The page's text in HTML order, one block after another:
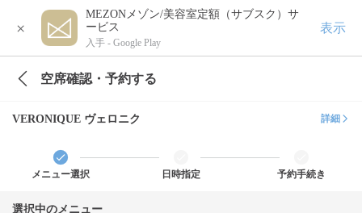
×
MEZONメゾン/美容室定額（サブスク）サ
ービス
入手 - Google Play
表示
空席確認・予約する
VERONIQUE ヴェロニク 詳細
メニュー選択 日時指定 予約手続き
選択中のメニュー